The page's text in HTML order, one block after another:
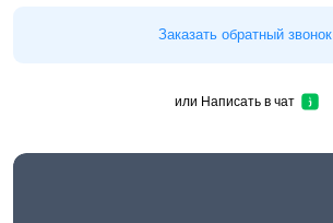
Заказать обратный звонок
или Написать в чат